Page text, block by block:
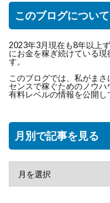
このブログについて
2023年3月現在も8年以上
にお金を稼ぎ続けている
す。
このブログでは、私がま
センスで稼ぐためのノウ
有料レベルの情報を公開し
月別で記事を見る